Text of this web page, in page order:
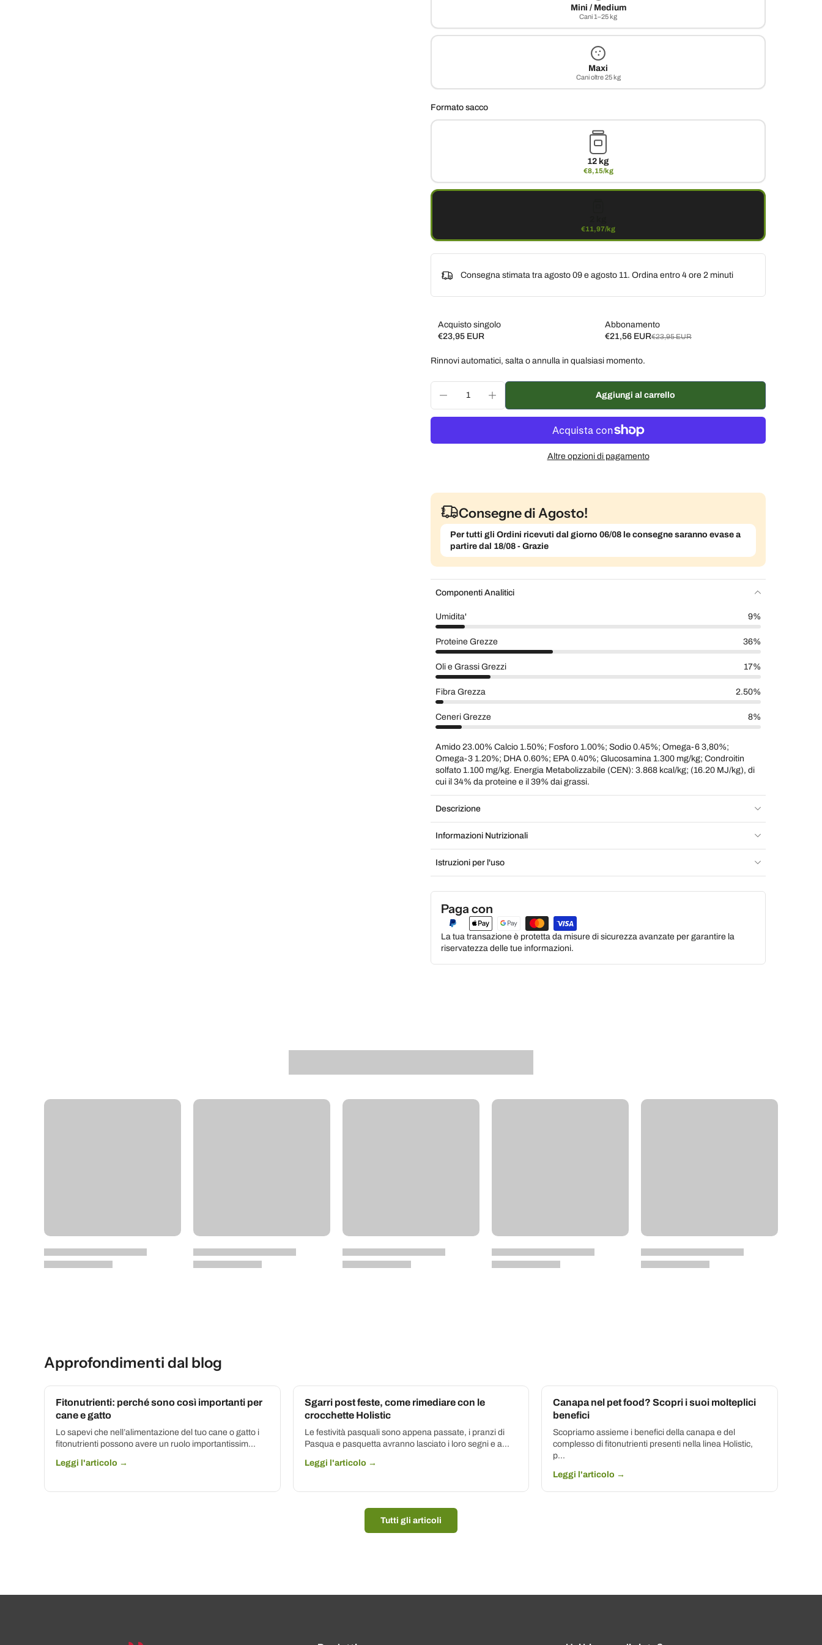
Mini / Medium
Cani 1–25 kg
Maxi
Cani oltre 25 kg
Formato sacco
12 kg
€8,15/kg
€11,97/kg
Consegna stimata tra agosto 09 e agosto 11. Ordina entro 4 ore 2 minuti
Acquisto singolo
€23,95 EUR
Abbonamento
€21,56 EUR€23,95 EUR
Subscribe and save
Consegna ogni mese, 5% di sconto
Rinnovi automatici, salta o annulla in qualsiasi momento.
Aggiungi al carrello
Altre opzioni di pagamento
Consegne di Agosto!
Per tutti gli Ordini ricevuti dal giorno 06/08 le consegne saranno evase a
partire dal 18/08 - Grazie
Componenti Analitici
Umidita' 9%
Proteine Grezze 36%
Oli e Grassi Grezzi 17%
Fibra Grezza 2.50%
Ceneri Grezze 8%
Amido 23.00% Calcio 1.50%; Fosforo 1.00%; Sodio 0.45%; Omega-6 3,80%;
Omega-3 1.20%; DHA 0.60%; EPA 0.40%; Glucosamina 1.300 mg/kg; Condroitin
solfato 1.100 mg/kg. Energia Metabolizzabile (CEN): 3.868 kcal/kg; (16.20 MJ/kg), di
cui il 34% da proteine e il 39% dai grassi.
Descrizione
Informazioni Nutrizionali
Istruzioni per l'uso
Paga con
La tua transazione è protetta da misure di sicurezza avanzate per garantire la
riservatezza delle tue informazioni.
Approfondimenti dal blog
Fitonutrienti: perché sono così importanti per
cane e gatto
Lo sapevi che nell’alimentazione del tuo cane o gatto i
fitonutrienti possono avere un ruolo importantissim...
Leggi l'articolo →
Sgarri post feste, come rimediare con le
crocchette Holistic
Le festività pasquali sono appena passate, i pranzi di
Pasqua e pasquetta avranno lasciato i loro segni e a...
Leggi l'articolo →
Canapa nel pet food? Scopri i suoi molteplici
benefici
Scopriamo assieme i benefici della canapa e del
complesso di fitonutrienti presenti nella linea Holistic,
p...
Leggi l'articolo →
Tutti gli articoli